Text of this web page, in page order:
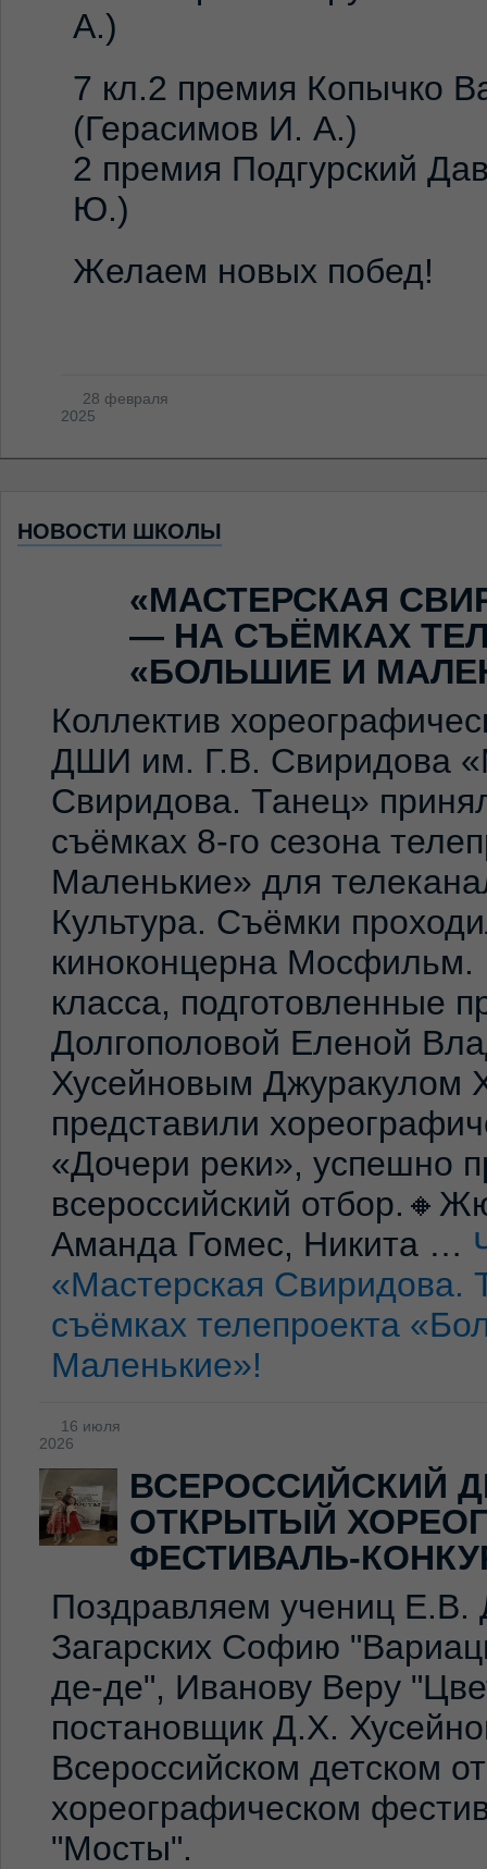
А.)
7 кл.2 премия Копычко
(Герасимов И. А.)
2 премия Подгурский
Ю.)
Желаем новых побед!
28 февраля
2025
НОВОСТИ ШКОЛЫ
«МАСТЕРСКАЯ
— НА СЪЁМКАХ
«БОЛЬШИЕ И
Коллектив
ДШИ им. Г.В. Свиридова
Свиридова. Танец»
съёмках 8-го сезона
Маленькие» для
Культура. Съёмки
киноконцерна Мосфильм.
класса, подготовленные
Долгополовой Еленой
Хусейновым Джуракулом
представили
«Дочери реки», успешно
всероссийский
Аманда Гомес, Никита …
«Мастерская Свиридова.
съёмках телепроекта
Маленькие»!
16 июля
2026
ВСЕРОССИЙСКИЙ
ОТКРЫТЫЙ
ФЕСТИВАЛЬ-
Поздравляем учениц Е.В.
Загарских Софию
де-де", Иванову Веру
постановщик Д.Х.
Всероссийском детском
хореографическом
"Мосты".